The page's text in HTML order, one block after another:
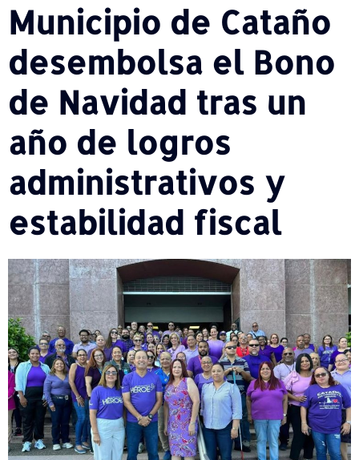
Municipio de Cataño
desembolsa el Bono
de Navidad tras un
año de logros
administrativos y
estabilidad fiscal